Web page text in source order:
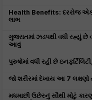
Health Benefits: દરરોજ
લાભ
ગુજરાતમાં ઝડપથી વધી રહ્યું છે
આવું
પુરુષોમાં વધી રહી છે
જો શરીરમાં દેખાય આ 7 લક્ષણો
મધમાછી ઉછેરનું સૌથી મોટું